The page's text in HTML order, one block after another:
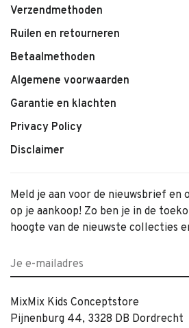
Verzendmethoden
Ruilen en retourneren
Betaalmethoden
Algemene voorwaarden
Garantie en klachten
Privacy Policy
Disclaimer
Meld je aan voor de nieuwsbrief en
op je aankoop! Zo ben je in de
hoogte van de nieuwste collecties
MixMix Kids Conceptstore
Pijnenburg 44, 3328 DB Dordrecht